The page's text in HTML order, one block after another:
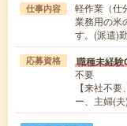
仕事内容
軽作業（仕
業務用の米
す。(派遣)
応募資格 職種未経験
不要
【来社不
ー、主婦(